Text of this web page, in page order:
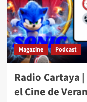
Magazine Podcast
Radio Cartaya
el Cine de